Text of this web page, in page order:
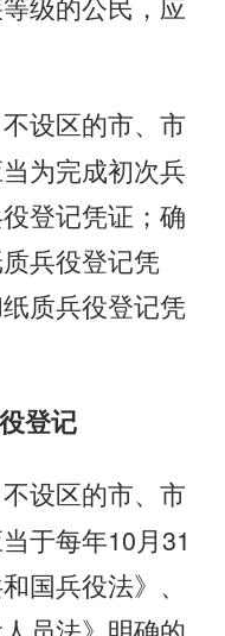
设区的市、市
为完成初次兵
登记凭证；确
兵役登记凭
质兵役登记凭
登记
设区的市、市
于每年10月31
国兵役法》、